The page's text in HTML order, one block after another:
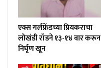
एक्स गर्लफ्रेंडच्या प्रियकराचा
लोखंडी रॉडने १३-१४ वार करून
निर्घृण खून